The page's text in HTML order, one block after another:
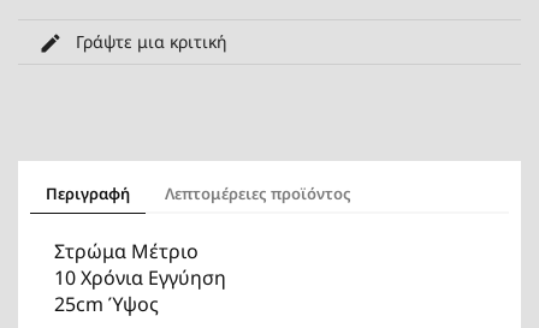
Γράψτε μια κριτική
Περιγραφή Λεπτομέρειες προϊόντος
Στρώμα Μέτριο
10 Χρόνια Εγγύηση
25cm Ύψος